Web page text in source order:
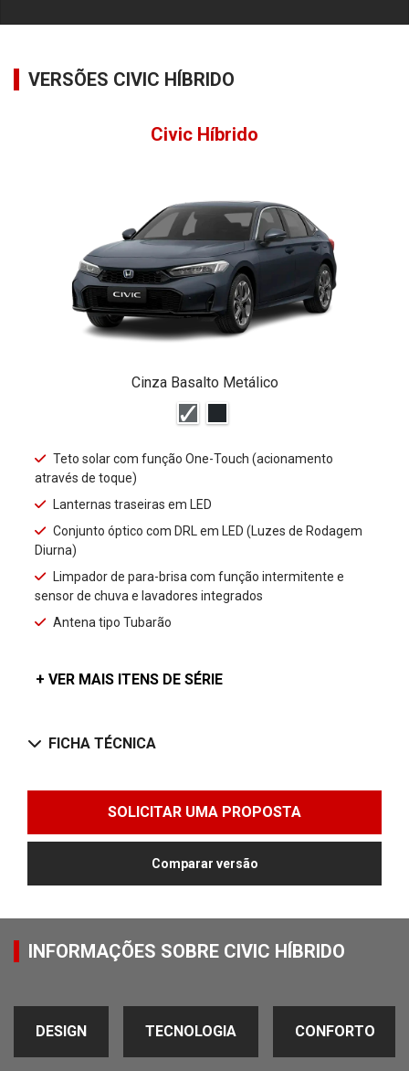
VERSÕES CIVIC HÍBRIDO
Civic Híbrido
Cinza Basalto Metálico
Teto solar com função One-Touch (acionamento
através de toque)
Lanternas traseiras em LED
Conjunto óptico com DRL em LED (Luzes de Rodagem
Diurna)
Limpador de para-brisa com função intermitente e
sensor de chuva e lavadores integrados
Antena tipo Tubarão
+ VER MAIS ITENS DE SÉRIE
FICHA TÉCNICA
SOLICITAR UMA PROPOSTA
Comparar versão
INFORMAÇÕES SOBRE CIVIC HÍBRIDO
DESIGN TECNOLOGIA CONFORTO